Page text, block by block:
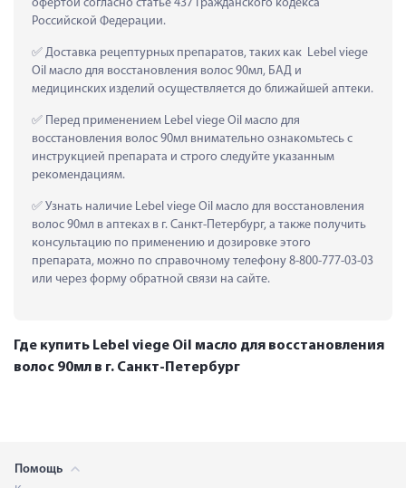
офертой согласно статье 437 Гражданского кодекса
Российской Федерации.
Доставка рецептурных препаратов, таких как  Lebel viege
Oil масло для восстановления волос 90мл, БАД и
медицинских изделий осуществляется до ближайшей аптеки.
Перед применением Lebel viege Oil масло для
восстановления волос 90мл внимательно ознакомьтесь с
инструкцией препарата и строго следуйте указанным
рекомендациям.
Узнать наличие Lebel viege Oil масло для восстановления
волос 90мл в аптеках в г. Санкт-Петербург, а также получить
консультацию по применению и дозировке этого
препарата, можно по справочному телефону 8-800-777-03-03
или через форму обратной связи на сайте.
Где купить Lebel viege Oil масло для восстановления
волос 90мл в г. Санкт-Петербург
Помощь